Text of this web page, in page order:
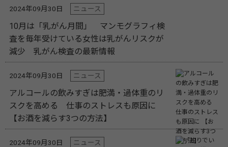
2024年09月30日 ニュース
10月は「乳がん月間」 マンモグラフィ検
査を毎年受けている女性は乳がんリスクが
減少 乳がん検査の最新情報
2024年09月30日 ニュース
アルコールの飲みすぎは肥満・過体重のリ
スクを高める 仕事のストレスも原因に
【お酒を減らす3つの方法】
2024年09月30日 ニュース